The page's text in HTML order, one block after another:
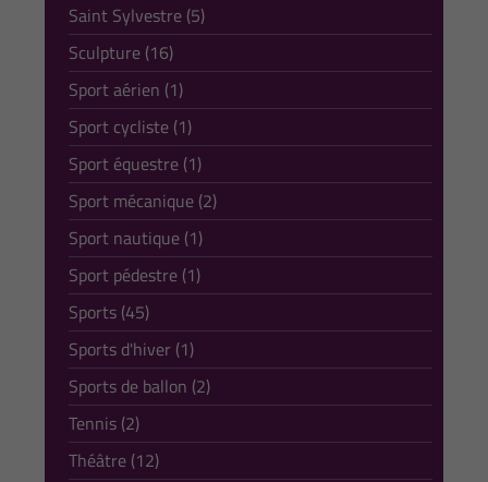
Saint Sylvestre (5)
Sculpture (16)
Sport aérien (1)
Sport cycliste (1)
Sport équestre (1)
Sport mécanique (2)
Sport nautique (1)
Sport pédestre (1)
Sports (45)
Sports d'hiver (1)
Sports de ballon (2)
Tennis (2)
Théâtre (12)